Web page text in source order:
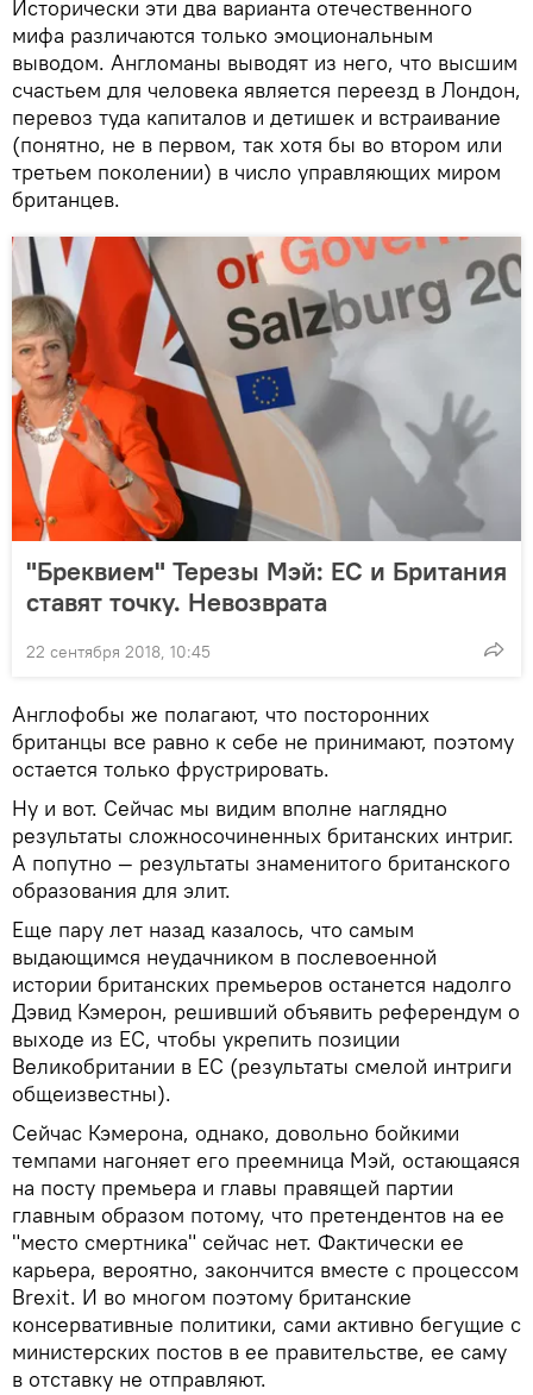
Исторически эти два варианта отечественного
мифа различаются только эмоциональным
выводом. Англоманы выводят из него, что высшим
счастьем для человека является переезд в Лондон,
перевоз туда капиталов и детишек и встраивание
(понятно, не в первом, так хотя бы во втором или
третьем поколении) в число управляющих миром
британцев.
"Бреквием" Терезы Мэй: ЕС и Британия
ставят точку. Невозврата
22 сентября 2018, 10:45
Англофобы же полагают, что посторонних
британцы все равно к себе не принимают, поэтому
остается только фрустрировать.
Ну и вот. Сейчас мы видим вполне наглядно
результаты сложносочиненных британских интриг.
А попутно — результаты знаменитого британского
образования для элит.
Еще пару лет назад казалось, что самым
выдающимся неудачником в послевоенной
истории британских премьеров останется надолго
Дэвид Кэмерон, решивший объявить референдум о
выходе из ЕС, чтобы укрепить позиции
Великобритании в ЕС (результаты смелой интриги
общеизвестны).
Сейчас Кэмерона, однако, довольно бойкими
темпами нагоняет его преемница Мэй, остающаяся
на посту премьера и главы правящей партии
главным образом потому, что претендентов на ее
"место смертника" сейчас нет. Фактически ее
карьера, вероятно, закончится вместе с процессом
Brexit. И во многом поэтому британские
консервативные политики, сами активно бегущие с
министерских постов в ее правительстве, ее саму
в отставку не отправляют.